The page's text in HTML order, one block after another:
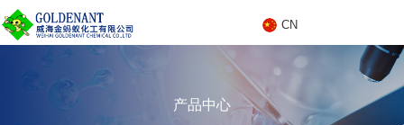
C
CN
产品中心